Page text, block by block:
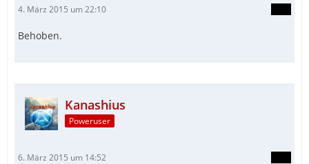
4. März 2015 um 22:10
Behoben.
Kanashius
Poweruser
6. März 2015 um 14:52